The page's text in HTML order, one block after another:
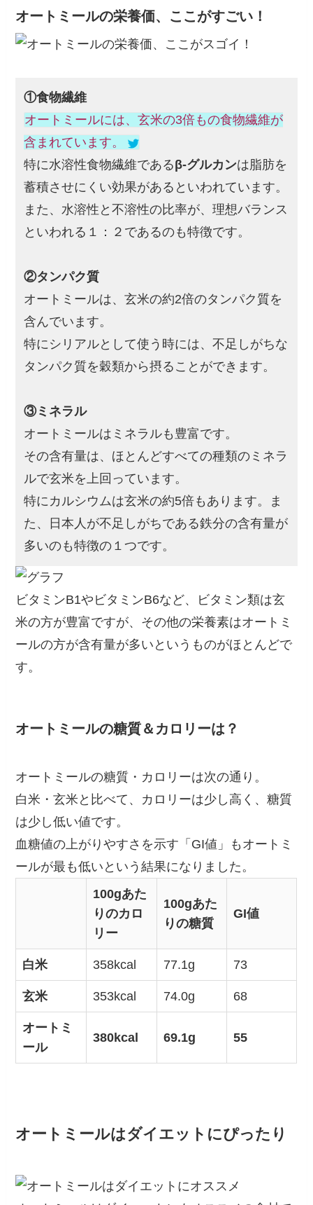
オートミールの栄養価、ここがすごい！
①食物繊維
オートミールには、玄米の3倍もの食物繊維が
含まれています。
特に水溶性食物繊維であるβ-グルカンは脂肪を
蓄積させにくい効果があるといわれています。
また、水溶性と不溶性の比率が、理想バランス
といわれる１：２であるのも特徴です。
②タンパク質
オートミールは、玄米の約2倍のタンパク質を
含んでいます。
特にシリアルとして使う時には、不足しがちな
タンパク質を穀類から摂ることができます。
③ミネラル
オートミールはミネラルも豊富です。
その含有量は、ほとんどすべての種類のミネラ
ルで玄米を上回っています。
特にカルシウムは玄米の約5倍もあります。ま
た、日本人が不足しがちである鉄分の含有量が
多いのも特徴の１つです。
ビタミンB1やビタミンB6など、ビタミン類は玄
米の方が豊富ですが、その他の栄養素はオートミ
ールの方が含有量が多いというものがほとんどで
す。
オートミールの糖質＆カロリーは？
オートミールの糖質・カロリーは次の通り。
白米・玄米と比べて、カロリーは少し高く、糖質
は少し低い値です。
血糖値の上がりやすさを示す「GI値」もオートミ
ールが最も低いという結果になりました。
100gあた
りのカロ
リー
100gあた
りの糖質
GI値
白米 358kcal 77.1g 73
玄米 353kcal 74.0g 68
オートミ
ール
380kcal 69.1g 55
オートミールはダイエットにぴったり